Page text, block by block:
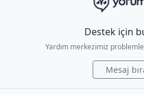
Destek için
Yardım merkezimiz
Mesaj